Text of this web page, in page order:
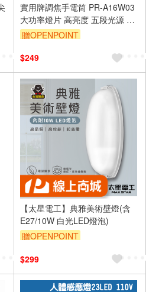
實用牌調焦手電筒 PR-A16W03
大功率燈片 高亮度 五段光源 超
省電設計
贈OPENPOINT
（運費不算在 2000 元的範圍
內）
單品享9折
$249
【太星電工】典雅美術壁燈(含
E27/10W 白光LED燈泡)
贈OPENPOINT
$299